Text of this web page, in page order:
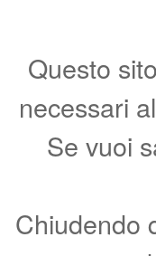
Questo
necessari
Se vuoi
Chiudendo